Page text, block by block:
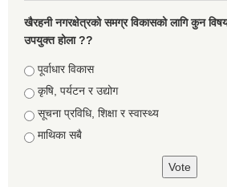
खैरहनी नगरक्षेत्रको समग्र विकासको लागि कुन
उपयुक्त होला ??
Choices
पूर्वाधार विकास
कृषि, पर्यटन र उद्योग
सूचना प्रविधि, शिक्षा र स्वास्थ्य
माथिका सबै